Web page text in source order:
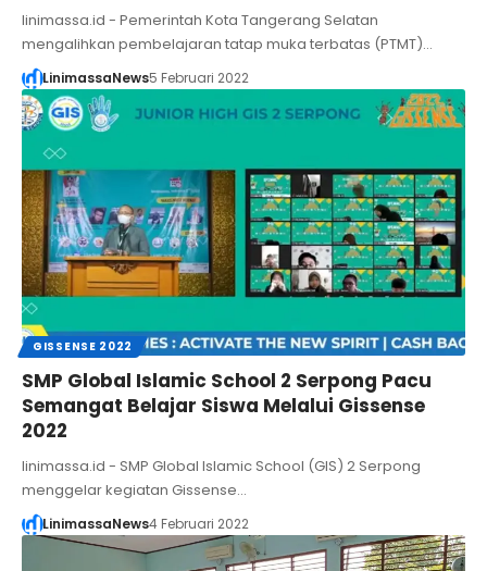
linimassa.id - Pemerintah Kota Tangerang Selatan
mengalihkan pembelajaran tatap muka terbatas (PTMT)…
LinimassaNews5 Februari 2022
GISSENSE 2022
SMP Global Islamic School 2 Serpong Pacu
Semangat Belajar Siswa Melalui Gissense
2022
linimassa.id - SMP Global Islamic School (GIS) 2 Serpong
menggelar kegiatan Gissense…
LinimassaNews4 Februari 2022